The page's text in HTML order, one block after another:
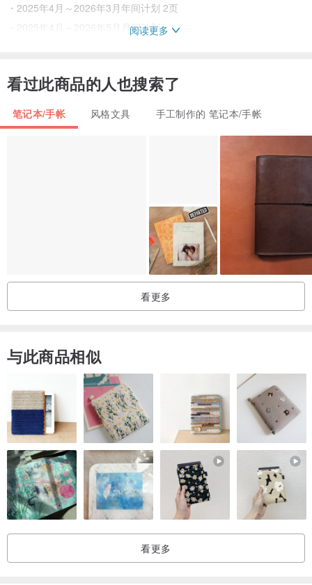
・2025年4月～2026年3月年间计划 2页
・2025年4月～2026年5月月间计划
・共计48页
手帐尺寸
透明书套：聚氯乙烯
※更换插画封面时，请温柔操作，勿过度用力。
※恕不接受因使用期间遗失、损坏等原因之退货，敬请见谅。
☆2025年各式风格的日程手帐现正贩售中。
・神主巳
・风神雷神猫又
・狐狸的童谣
・黑九尾的狐火
・狛狐与穗波
阅读更多
看过此商品的人也搜索了
笔记本/手帐 风格文具 手工制作的 笔记本/手帐
看更多
与此商品相似
看更多